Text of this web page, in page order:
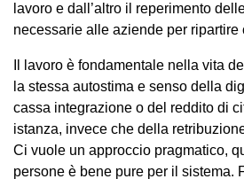
lavoro e dall’altro il reperimento
necessarie alle aziende per ripartire
Il lavoro è fondamentale nella vita
la stessa autostima e senso della
cassa integrazione o del reddito di
istanza, invece che della
Ci vuole un approccio pragmatico,
persone è bene pure per il sistema.